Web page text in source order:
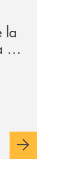
la
a